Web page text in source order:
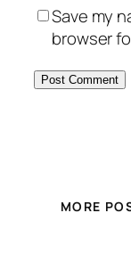
Save my
browser
MORE